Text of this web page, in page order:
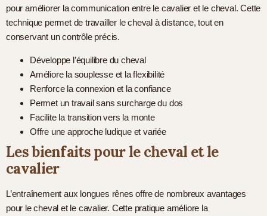
pour améliorer la communication entre le cavalier et le cheval. Cette
technique permet de travailler le cheval à distance, tout en
conservant un contrôle précis.
Développe l’équilibre du cheval
Améliore la souplesse et la flexibilité
Renforce la connexion et la confiance
Permet un travail sans surcharge du dos
Facilite la transition vers la monte
Offre une approche ludique et variée
Les bienfaits pour le cheval et le
cavalier
L’entraînement aux longues rênes offre de nombreux avantages
pour le cheval et le cavalier. Cette pratique améliore la